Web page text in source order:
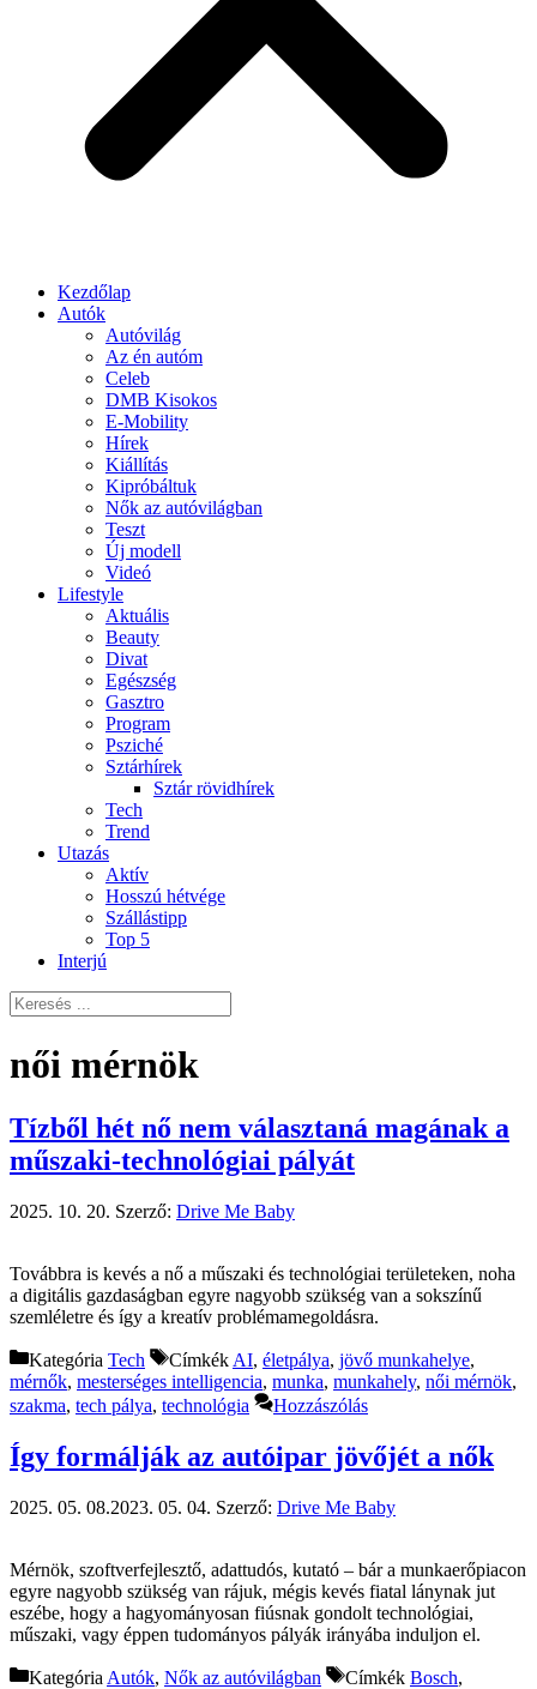
Kezdőlap
Autók
Autóvilág
Az én autóm
Celeb
DMB Kisokos
E-Mobility
Hírek
Kiállítás
Kipróbáltuk
Nők az autóvilágban
Teszt
Új modell
Videó
Lifestyle
Aktuális
Beauty
Divat
Egészség
Gasztro
Program
Psziché
Sztárhírek
Sztár rövidhírek
Tech
Trend
Utazás
Aktív
Hosszú hétvége
Szállástipp
Top 5
Interjú
női mérnök
Tízből hét nő nem választaná magának a
műszaki-technológiai pályát
2025. 10. 20. Szerző: Drive Me Baby
Továbbra is kevés a nő a műszaki és technológiai területeken, noha
a digitális gazdaságban egyre nagyobb szükség van a sokszínű
szemléletre és így a kreatív problémamegoldásra.
Kategória Tech Címkék AI, életpálya, jövő munkahelye,
mérnők, mesterséges intelligencia, munka, munkahely, női mérnök,
szakma, tech pálya, technológia Hozzászólás
Így formálják az autóipar jövőjét a nők
2025. 05. 08.2023. 05. 04. Szerző: Drive Me Baby
Mérnök, szoftverfejlesztő, adattudós, kutató – bár a munkaerőpiacon
egyre nagyobb szükség van rájuk, mégis kevés fiatal lánynak jut
eszébe, hogy a hagyományosan fiúsnak gondolt technológiai,
műszaki, vagy éppen tudományos pályák irányába induljon el.
Kategória Autók, Nők az autóvilágban Címkék Bosch,